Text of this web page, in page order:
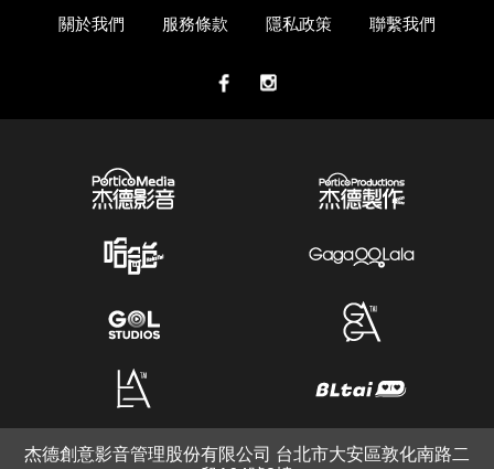
關於我們 服務條款 隱私政策 聯繫我們
杰德創意影音管理股份有限公司 台北市大安區敦化南路二